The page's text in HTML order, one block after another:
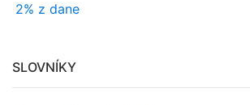
2% z dane
SLOVNÍKY